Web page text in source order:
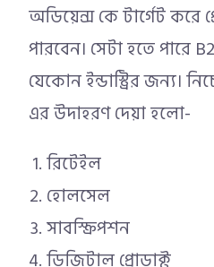
অডিয়েন্স কে টার্গেট করে
পারবেন। সেটা হতে পারে
যেকোন ইন্ডাস্ট্রির জন্য।
এর উদাহরণ দেয়া হলো-
রিটেইল
হোলসেল
সাবস্ক্রিপশন
ডিজিটাল প্রোডাক্ট